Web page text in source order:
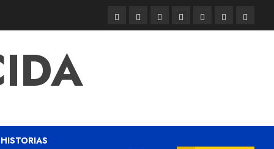
HISTORIAS